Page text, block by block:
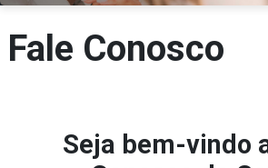
Fale Conosco
Seja bem-vindo